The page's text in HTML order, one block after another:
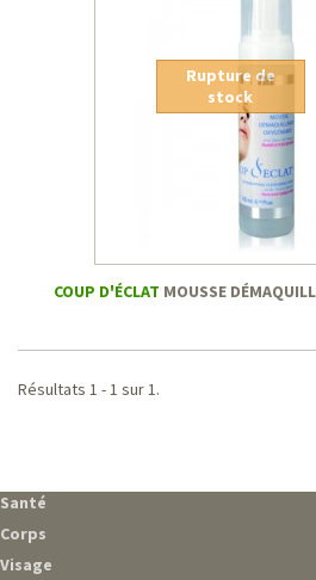
Rupture de
stock
COUP D'ÉCLAT MOUSSE
Résultats 1 - 1 sur 1.
Santé
Corps
Visage